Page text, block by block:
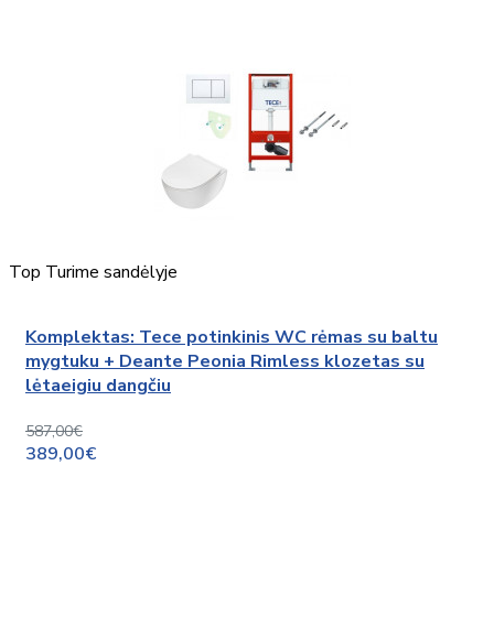
Top Turime sandėlyje
Komplektas: Tece potinkinis WC rėmas su baltu
mygtuku + Deante Peonia Rimless klozetas su
lėtaeigiu dangčiu
587,00€
389,00€